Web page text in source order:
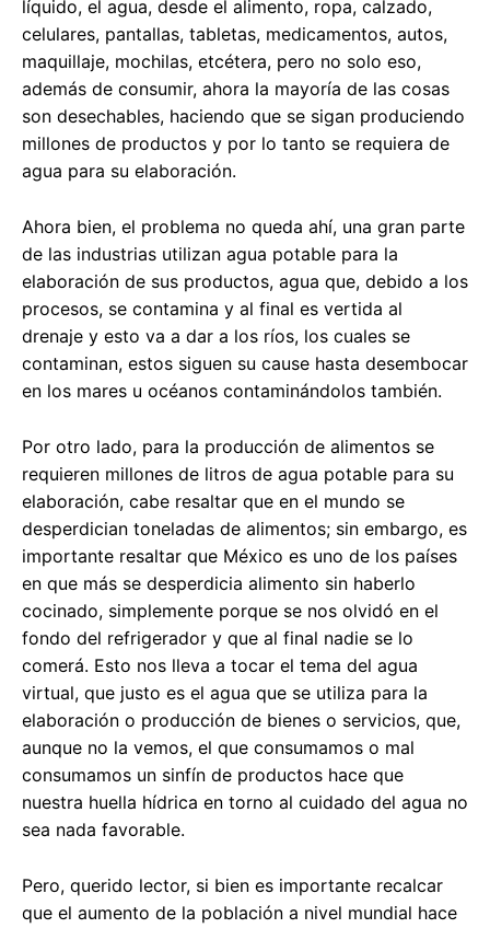
líquido, el agua, desde el alimento, ropa, calzado,
celulares, pantallas, tabletas, medicamentos, autos,
maquillaje, mochilas, etcétera, pero no solo eso,
además de consumir, ahora la mayoría de las cosas
son desechables, haciendo que se sigan produciendo
millones de productos y por lo tanto se requiera de
agua para su elaboración.
Ahora bien, el problema no queda ahí, una gran parte
de las industrias utilizan agua potable para la
elaboración de sus productos, agua que, debido a los
procesos, se contamina y al final es vertida al
drenaje y esto va a dar a los ríos, los cuales se
contaminan, estos siguen su cause hasta desembocar
en los mares u océanos contaminándolos también.
Por otro lado, para la producción de alimentos se
requieren millones de litros de agua potable para su
elaboración, cabe resaltar que en el mundo se
desperdician toneladas de alimentos; sin embargo, es
importante resaltar que México es uno de los países
en que más se desperdicia alimento sin haberlo
cocinado, simplemente porque se nos olvidó en el
fondo del refrigerador y que al final nadie se lo
comerá. Esto nos lleva a tocar el tema del agua
virtual, que justo es el agua que se utiliza para la
elaboración o producción de bienes o servicios, que,
aunque no la vemos, el que consumamos o mal
consumamos un sinfín de productos hace que
nuestra huella hídrica en torno al cuidado del agua no
sea nada favorable.
Pero, querido lector, si bien es importante recalcar
que el aumento de la población a nivel mundial hace